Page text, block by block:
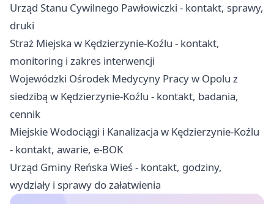
Urząd Stanu Cywilnego Pawłowiczki - kontakt, sprawy,
druki
Straż Miejska w Kędzierzynie-Koźlu - kontakt,
monitoring i zakres interwencji
Wojewódzki Ośrodek Medycyny Pracy w Opolu z
siedzibą w Kędzierzynie-Koźlu - kontakt, badania,
cennik
Miejskie Wodociągi i Kanalizacja w Kędzierzynie-Koźlu
- kontakt, awarie, e-BOK
Urząd Gminy Reńska Wieś - kontakt, godziny,
wydziały i sprawy do załatwienia